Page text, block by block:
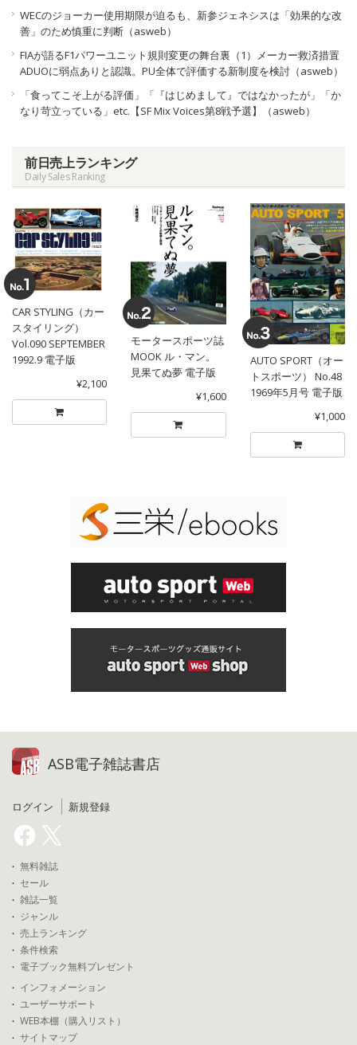
WECのジョーカー使用期限が迫るも、新参ジェネシスは「効果的な改
善」のため慎重に判断（asweb）
FIAが語るF1パワーユニット規則変更の舞台裏（1）メーカー救済措置
ADUOに弱点ありと認識。PU全体で評価する新制度を検討（asweb）
「食ってこそ上がる評価」「『はじめまして』ではなかったが」「か
なり苛立っている」etc.【SF Mix Voices第8戦予選】（asweb）
前日売上ランキング
Daily Sales Ranking
CAR STYLING（カー
スタイリング）
Vol.090 SEPTEMBER
1992.9 電子版
¥2,100
モータースポーツ誌
MOOK ル・マン。
見果てぬ夢 電子版
¥1,600
AUTO SPORT（オー
トスポーツ） No.48
1969年5月号 電子版
¥1,000
ASB電子雑誌書店
ログイン 新規登録
無料雑誌
セール
雑誌一覧
ジャンル
売上ランキング
条件検索
電子ブック無料プレゼント
インフォメーション
ユーザーサポート
WEB本棚（購入リスト）
サイトマップ